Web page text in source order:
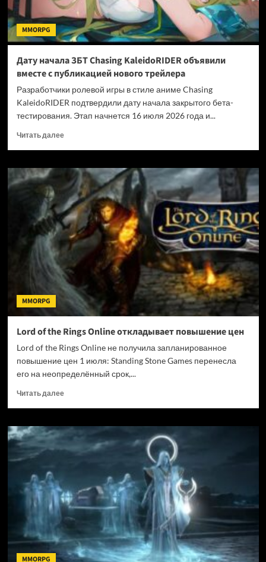
MMORPG
Дату начала ЗБТ Chasing KaleidoRIDER объявили
вместе с публикацией нового трейлера
Разработчики ролевой игры в стиле аниме Chasing
KaleidoRIDER подтвердили дату начала закрытого бета-
тестирования. Этап начнется 16 июля 2026 года и...
Читать далееПрочитать
Дату
начала
ЗБТ
Chasing
KaleidoRIDER
объявили
вместе
с
публикацией
нового
трейлера
MMORPG
Lord of the Rings Online откладывает повышение цен
Lord of the Rings Online не получила запланированное
повышение цен 1 июля: Standing Stone Games перенесла
его на неопределённый срок,...
Читать далееПрочитать
Lord
the
откладывает
повышение
цен
MMORPG